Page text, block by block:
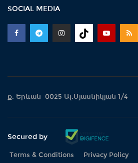
SOCIAL MEDIA
ք. Երևան 0025 Ալ.Մյասնիկյան 1/4
Secured by
Terms & Conditions Privacy Policy